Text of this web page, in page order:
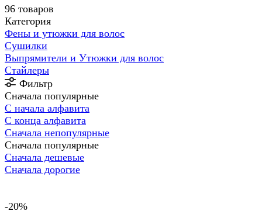
96 товаров
Категория
Фены и утюжки для волос
Сушилки
Выпрямители и Утюжки для волос
Стайлеры
Фильтр
Сначала популярные
С начала алфавита
С конца алфавита
Сначала непопулярные
Сначала популярные
Сначала дешевые
Сначала дорогие
-20%